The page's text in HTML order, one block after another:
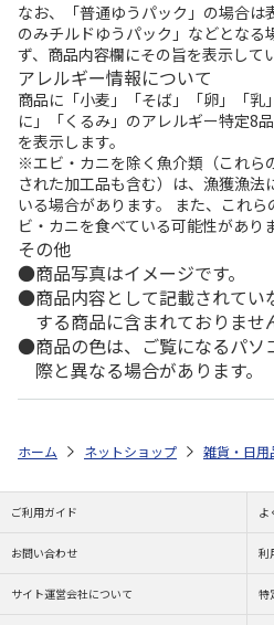
なお、「普通ゆうパック」の場合は
のみチルドゆうパック」などとなる
ず、商品内容欄にその旨を表示して
アレルギー情報について
商品に「小麦」「そば」「卵」「乳
に」「くるみ」のアレルギー特定8
を表示します。
※エビ・カニを除く魚介類（これら
された加工品も含む）は、漁獲漁法
いる場合があります。 また、これ
ビ・カニを食べている可能性があり
その他
商品写真はイメージです。
商品内容として記載されて
する商品に含まれておりませ
商品の色は、ご覧になるパ
際と異なる場合があります。
ホーム ネットショップ 雑貨・日用
ご利用ガイド よ
お問い合わせ 利
サイト運営会社について 特